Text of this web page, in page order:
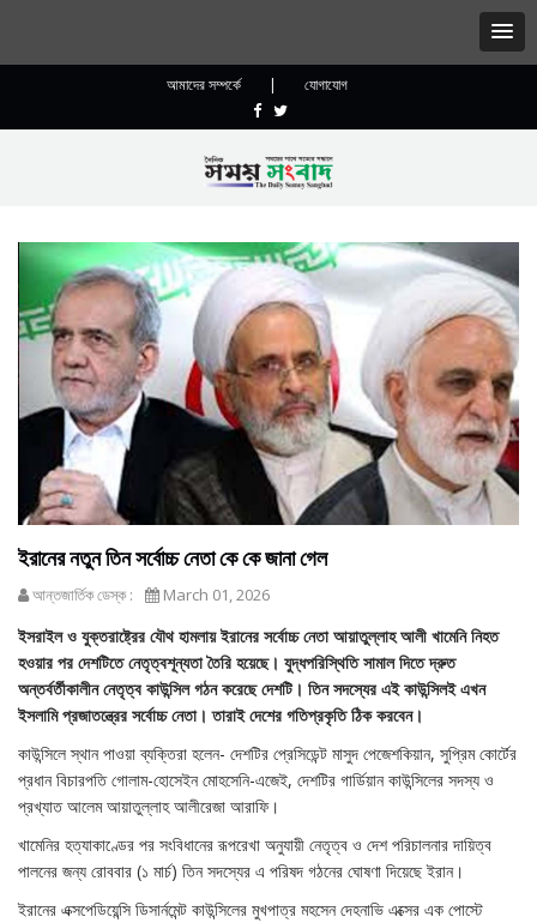
আমাদের সম্পর্কে | যোগাযোগ
ইরানের নতুন তিন সর্বোচ্চ নেতা কে কে জানা গেল
আন্তজার্তিক ডেস্ক : March 01, 2026
ইসরাইল ও যুক্তরাষ্ট্রের যৌথ হামলায় ইরানের সর্বোচ্চ নেতা আয়াতুল্লাহ আলী খামেনি নিহত
হওয়ার পর দেশটিতে নেতৃত্বশূন্যতা তৈরি হয়েছে। যুদ্ধপরিস্থিতি সামাল দিতে দ্রুত
অন্তর্বর্তীকালীন নেতৃত্ব কাউন্সিল গঠন করেছে দেশটি। তিন সদস্যের এই কাউন্সিলই এখন
ইসলামি প্রজাতন্ত্রের সর্বোচ্চ নেতা। তারাই দেশের গতিপ্রকৃতি ঠিক করবেন।
কাউন্সিলে স্থান পাওয়া ব্যক্তিরা হলেন- দেশটির প্রেসিডেন্ট মাসুদ পেজেশকিয়ান, সুপ্রিম কোর্টের
প্রধান বিচারপতি গোলাম-হোসেইন মোহসেনি-এজেই, দেশটির গার্ডিয়ান কাউন্সিলের সদস্য ও
প্রখ্যাত আলেম আয়াতুল্লাহ আলীরেজা আরাফি।
খামেনির হত্যাকাণ্ডের পর সংবিধানের রূপরেখা অনুযায়ী নেতৃত্ব ও দেশ পরিচালনার দায়িত্ব
পালনের জন্য রোববার (১ মার্চ) তিন সদস্যের এ পরিষদ গঠনের ঘোষণা দিয়েছে ইরান।
ইরানের এক্সপেডিয়েন্সি ডিসার্নমেন্ট কাউন্সিলের মুখপাত্র মহসেন দেহনাভি এক্সের এক পোস্টে